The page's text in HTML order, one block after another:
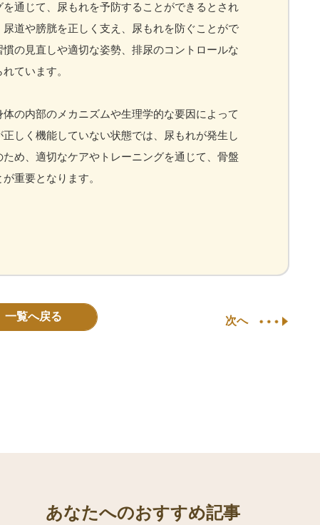
通じて、尿もれを予防することができるとされ
道や膀胱を正しく支え、尿もれを防ぐことがで
の見直しや適切な姿勢、排尿のコントロールな
ています。
の内部のメカニズムや生理学的な要因によって
しく機能していない状態では、尿もれが発生し
め、適切なケアやトレーニングを通じて、骨盤
重要となります。
一覧へ戻る 次へ
あなたへのおすすめ記事